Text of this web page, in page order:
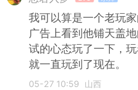
我可以算是一个老玩
广告上看到他铺天盖
试的心态玩了一下，
就一直玩到了现在。
05-27 10:59 山西